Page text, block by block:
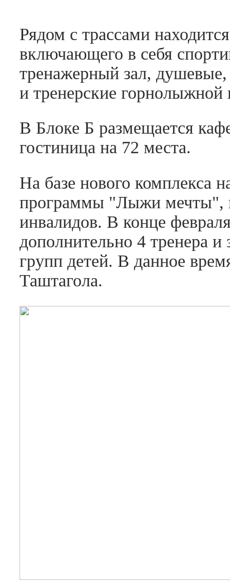
Рядом с трассами
включающего в себя
тренажерный зал,
и тренерские
В Блоке Б размещается
гостиница на 72 места.
На базе нового комплекса
программы "Лыжи мечты",
инвалидов. В конце
дополнительно 4 тренера
групп детей. В данное
Таштагола.